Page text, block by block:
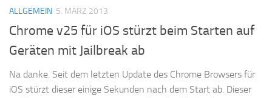
ALLGEMEIN 5. MÄRZ 2013
Chrome v25 für iOS stürzt beim Starten auf
Geräten mit Jailbreak ab
Na danke. Seit dem letzten Update des Chrome Browsers für
iOS stürzt dieser einige Sekunden nach dem Start ab. Dieser